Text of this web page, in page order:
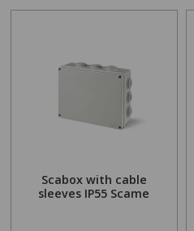
Scabox with cable
sleeves IP55 Scame